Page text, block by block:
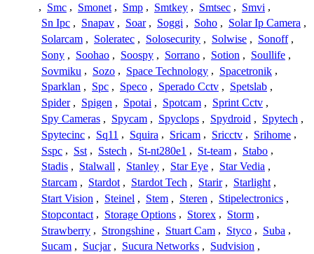
, Smc , Smonet , Smp , Smtkey , Smtsec , Smvi ,
Sn Ipc , Snapav , Soar , Soggi , Soho , Solar Ip Camera ,
Solarcam , Soleratec , Solosecurity , Solwise , Sonoff ,
Sony , Soohao , Soospy , Sorrano , Sotion , Soullife ,
Sovmiku , Sozo , Space Technology , Spacetronik ,
Sparklan , Spc , Speco , Sperado Cctv , Spetslab ,
Spider , Spigen , Spotai , Spotcam , Sprint Cctv ,
Spy Cameras , Spycam , Spyclops , Spydroid , Spytech ,
Spytecinc , Sq11 , Squira , Sricam , Sricctv , Srihome ,
Sspc , Sst , Sstech , St-nt280e1 , St-team , Stabo ,
Stadis , Stalwall , Stanley , Star Eye , Star Vedia ,
Starcam , Stardot , Stardot Tech , Starir , Starlight ,
Start Vision , Steinel , Stem , Steren , Stipelectronics ,
Stopcontact , Storage Options , Storex , Storm ,
Strawberry , Strongshine , Stuart Cam , Styco , Suba ,
Sucam , Sucjar , Sucura Networks , Sudvision ,